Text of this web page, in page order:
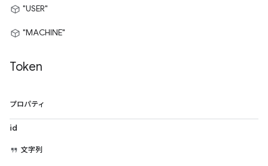
"USER"
"MACHINE"
Token
プロパティ
id
文字列